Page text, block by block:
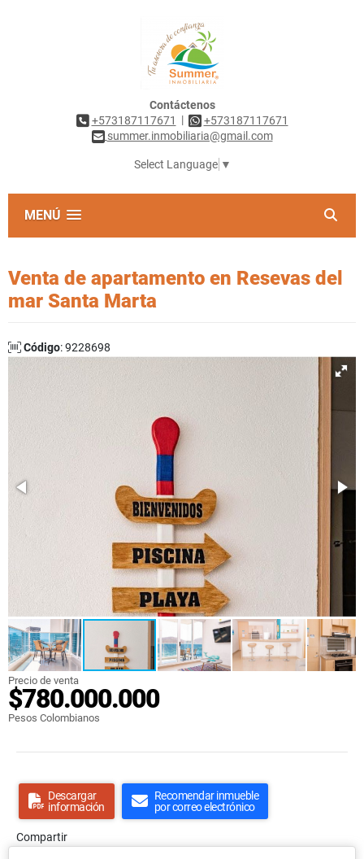
Contáctenos
+573187117671
|
+573187117671
summer.inmobiliaria@gmail.com
Select Language ▼
MENÚ
Venta de apartamento en Resevas del
mar Santa Marta
Código: 9228698
Precio de venta
$780.000.000
Pesos Colombianos
Descargar
información
Recomendar inmueble
por correo electrónico
Compartir